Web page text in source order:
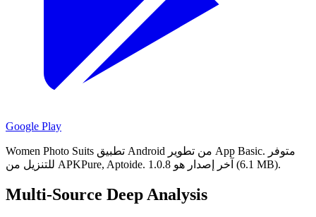
Google Play
Women Photo Suits تطبيق Android من تطوير App Basic. متوفر
للتنزيل من APKPure, Aptoide.
آخر إصدار هو 1.0.8 (6.1 MB).
Multi-Source Deep Analysis